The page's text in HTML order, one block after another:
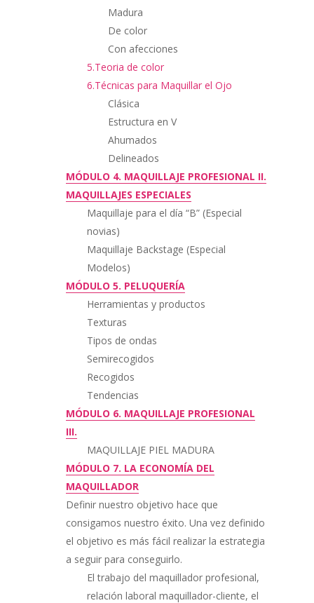
Madura
De color
Con afecciones
5.Teoria de color
6.Técnicas para Maquillar el Ojo
Clásica
Estructura en V
Ahumados
Delineados
MÓDULO 4. MAQUILLAJE PROFESIONAL II.
MAQUILLAJES ESPECIALES
Maquillaje para el día “B” (Especial
novias)
Maquillaje Backstage (Especial
Modelos)
MÓDULO 5. PELUQUERÍA
Herramientas y productos
Texturas
Tipos de ondas
Semirecogidos
Recogidos
Tendencias
MÓDULO 6. MAQUILLAJE PROFESIONAL
III.
MAQUILLAJE PIEL MADURA
MÓDULO 7. LA ECONOMÍA DEL
MAQUILLADOR
Definir nuestro objetivo hace que
consigamos nuestro éxito. Una vez definido
el objetivo es más fácil realizar la estrategia
a seguir para conseguirlo.
El trabajo del maquillador profesional,
relación laboral maquillador-cliente, el